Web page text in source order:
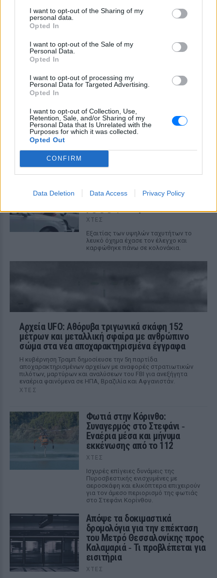
I want to opt-out of the Sharing of my
personal data.
Opted In
I want to opt-out of the Sale of my
Personal Data.
Opted In
I want to opt-out of processing my
Personal Data for Targeted Advertising.
Opted In
I want to opt-out of Collection, Use,
Retention, Sale, and/or Sharing of my
Personal Data that Is Unrelated with the
Purposes for which it was collected.
Opted Out
CONFIRM
Data Deletion Data Access Privacy Policy
ΧΤΕΣ
Folly Beach - τώρα νέο υλικό από το
αστυνομικό τμήμα αποκαλύπτει τη
Τροχαίο στις Σέρρες: «Έχασα τη
πατέρα
ΧΤΕΣ
φορτηγό στην επαρχιακή οδό Αμφίπολης
Καταδίωξη στο κέντρο της
Θεσσαλονίκης: Έσπασαν το
τζάμι του οδηγού – «Μην κάνεις
ΧΤΕΣ
Εξαιτίας των υψηλών ταχυτήτων το
λευκό όχημα έχασε τον έλεγχο και
καρφώθηκε πάνω σε κολονάκια.
Αρχεία UFO: Αθόρυβα τριγωνικά σκάφη 152
μέτρων και μεταλλική σφαίρα με ανθρώπινο
σώμα στα νέα αποχαρακτηρισμένα έγγραφα
Η κυβέρνηση Τραμπ δημοσίευσε την 5η παρτίδα
αποχαρακτηρισμένων αρχείων με αναφορές στρατιωτικών
πιλότων, μαρτύρων και αναλύσεων του FBI για ανεξήγητα
εναέρια φαινόμενα σε ΗΠΑ, Βραζιλία και Αφγανιστάν.
ΧΤΕΣ
Φωτιά στην Κόρινθο:
Συναγερμός στο Στεφάνι ‑
Εναέρια μέσα και μήνυμα
εκκένωσης από το 112
ΧΤΕΣ
Ισχυρές επίγειες δυνάμεις της
Πυροσβεστικής ενισχυμένες με
αεροσκάφη και ελικόπτερα επιχειρούν
για τον άμεσο περιορισμό της φωτιάς
στο Στεφάνι Κορίνθου.
Απόψε τα δοκιμαστικά
δρομολόγια για την επέκταση
του Μετρό Θεσσαλονίκης προς
Καλαμαριά ‑ Τι προβλέπεται για
εισιτήρια
ΧΤΕΣ